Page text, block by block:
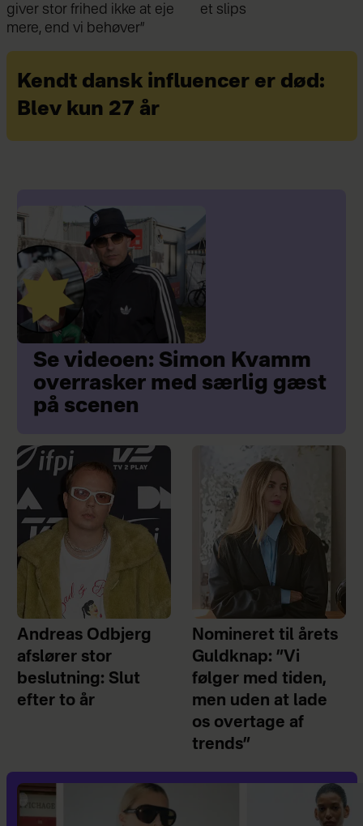
et slips
indkøbstaske
Kendt dansk influencer er død:
Blev kun 27 år
Se videoen: Simon Kvamm
overrasker med særlig gæst
på scenen
Andreas Odbjerg
afslører stor
beslutning: Slut
efter to år
Nomineret til årets
Guldknap: ”Vi
følger med tiden,
men uden at lade
os overtage af
trends”